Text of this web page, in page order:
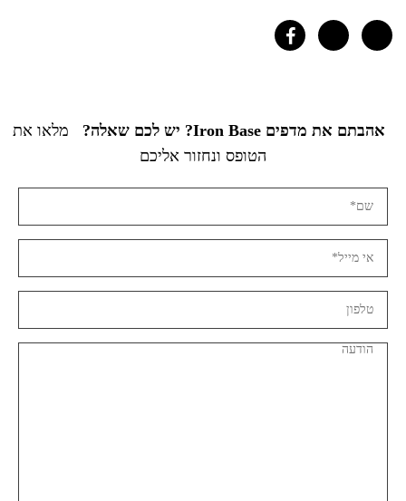
אהבתם את מדפים Iron Base? יש לכם שאלה?
מלאו את
הטופס ונחזור אליכם